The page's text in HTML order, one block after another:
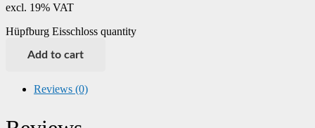
excl. 19% VAT
Hüpfburg Eisschloss quantity
Add to cart
Reviews (0)